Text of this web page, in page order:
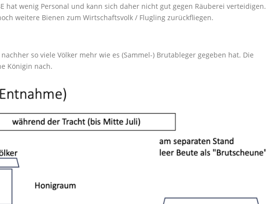
hat wenig Personal und kann sich daher nicht gut gegen Räuberei verteidigen.
weitere Bienen zum Wirtschaftsvolk / Flugling zurückfliegen.
so viele Völker mehr wie es (Sammel-) Brutableger gegeben hat. Die
Königin nach.